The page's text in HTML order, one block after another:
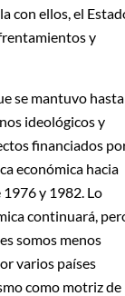
con ellos, el
y
se mantuvo hasta
ideológicos y
financiados
económica hacia
y 1982. Lo
continuará,
somos menos
varios países
como motriz de